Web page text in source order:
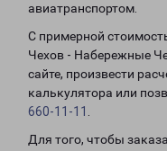
авиатранспортом.
С примерной
Чехов - Набережные
сайте, произвести
калькулятора или
660-11-11
Для того, чтобы